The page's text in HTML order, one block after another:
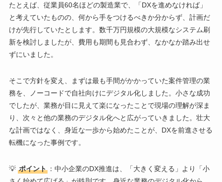
たとえば、従業員60名ほどの製造業で、「DXを進めなければ」
と考えていたものの、何から手をつけるべきか分からず、計画だ
けが先行していたとします。数千万円規模の大規模なシステム刷
新を検討しましたが、費用も期間も見合わず、なかなか踏み出せ
ずにいました。
そこで方針を変え、まずは最も手間がかかっていた案件管理の業
務を、ノーコードで自社向けにデジタル化しました。小さな成功
でしたが、業務が目に見えて楽になったことで現場の理解が深ま
り、次々と他の業務のデジタル化へと広がっていきました。壮大
な計画ではなく、身近な一歩から始めたことが、DXを前進させる
転機になった事例です。
💡 ポイント：中小企業のDX推進は、「大きく変える」より「小